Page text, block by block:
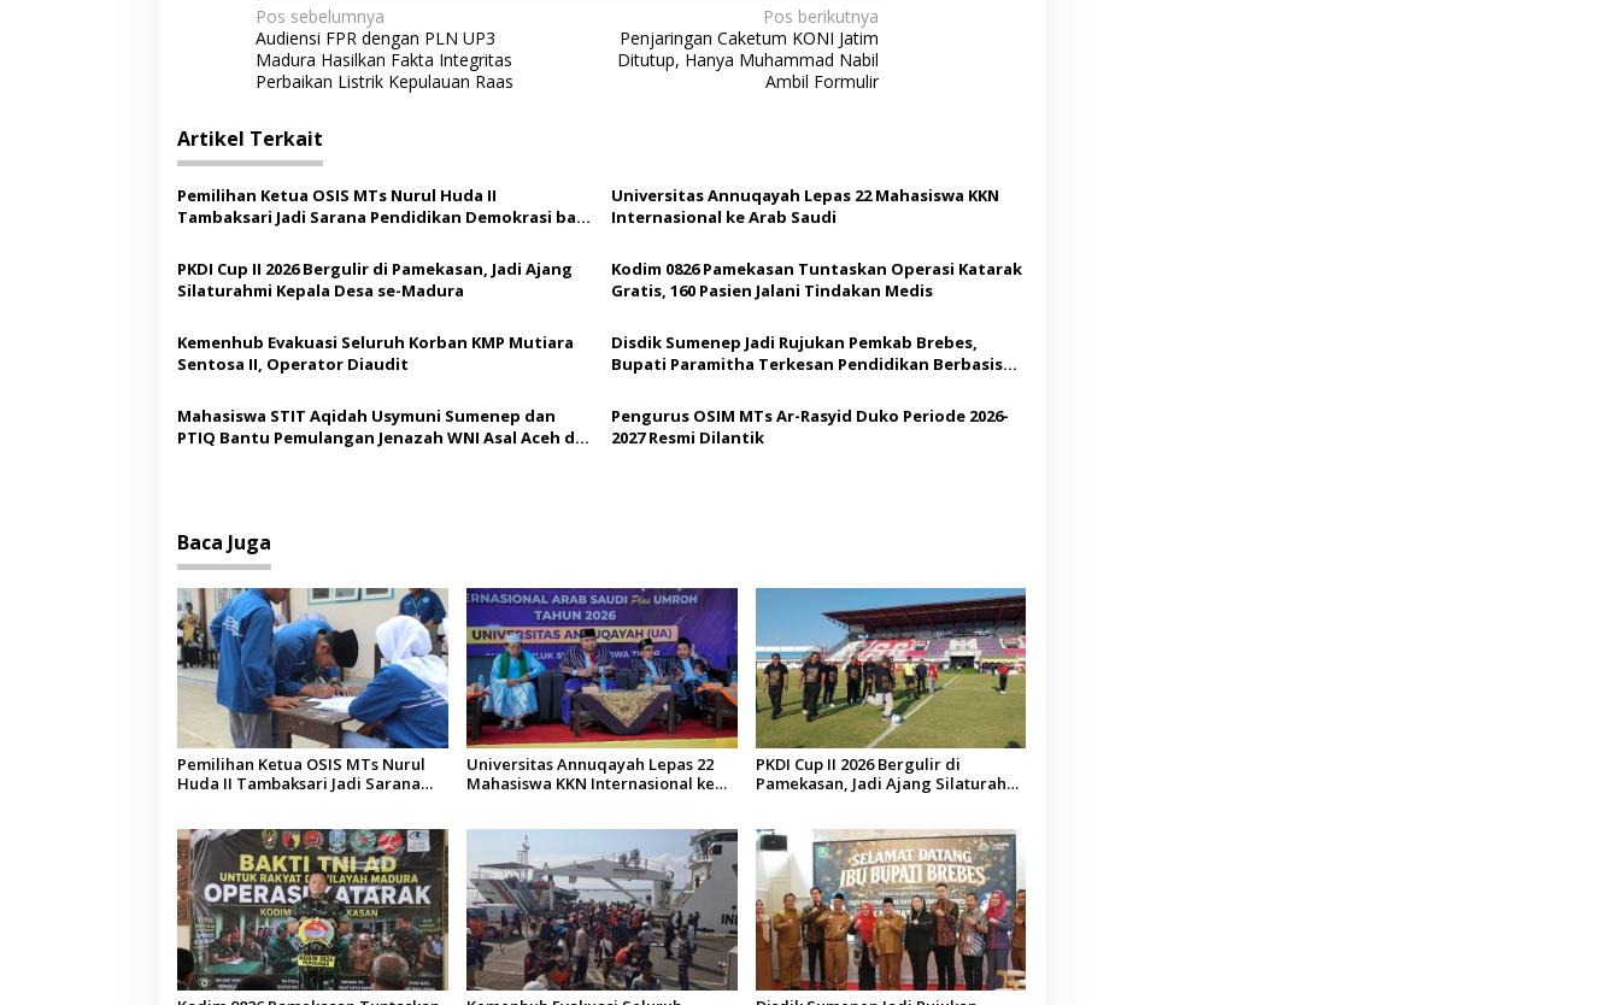
N
a
v
i
g
a
s
i
p
o
s
Pos sebelumnya
Audiensi FPR dengan PLN UP3
Madura Hasilkan Fakta Integritas
Perbaikan Listrik Kepulauan Raas
Pos berikutnya
Penjaringan Caketum KONI Jatim
Ditutup, Hanya Muhammad Nabil
Ambil Formulir
Artikel Terkait
Pemilihan Ketua OSIS MTs Nurul Huda II
Tambaksari Jadi Sarana Pendidikan Demokrasi bagi
Universitas Annuqayah Lepas 22 Mahasiswa KKN
Internasional ke Arab Saudi
PKDI Cup II 2026 Bergulir di Pamekasan, Jadi Ajang
Silaturahmi Kepala Desa se-Madura
Kodim 0826 Pamekasan Tuntaskan Operasi Katarak
Gratis, 160 Pasien Jalani Tindakan Medis
Kemenhub Evakuasi Seluruh Korban KMP Mutiara
Sentosa II, Operator Diaudit
Disdik Sumenep Jadi Rujukan Pemkab Brebes,
Bupati Paramitha Terkesan Pendidikan Berbasis
Mahasiswa STIT Aqidah Usymuni Sumenep dan
PTIQ Bantu Pemulangan Jenazah WNI Asal Aceh di
Pengurus OSIM MTs Ar-Rasyid Duko Periode 2026-
2027 Resmi Dilantik
Baca Juga
Pemilihan Ketua OSIS MTs Nurul
Huda II Tambaksari Jadi Sarana
Universitas Annuqayah Lepas 22
Mahasiswa KKN Internasional ke
PKDI Cup II 2026 Bergulir di
Pamekasan, Jadi Ajang Silaturahmi